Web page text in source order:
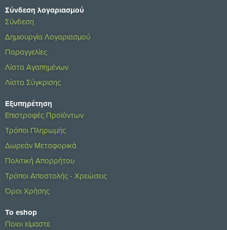
Σύνδεση λογαριασμού
Σύνδεση
Δημιουργία Λογαριασμού
Παραγγελίες
Λίστα Αγαπημένων
Λίστα Σύγκρισης
Εξυπηρέτηση
Επιστροφές Προϊόντων
Τρόποι Πληρωμής
Δωρεάν Μεταφορικά
Πολιτική Απορρήτου
Τρόποι Αποστολής - Χρεώσεις
Όροι Χρήσης
Το eshop
Ποιοι είμαστε